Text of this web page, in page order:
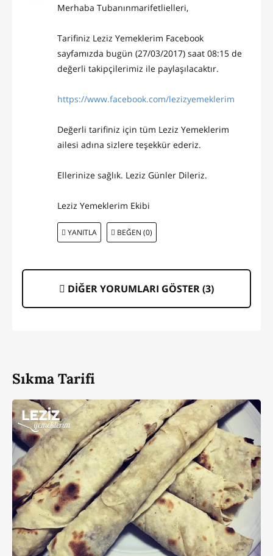
Merhaba Tubanınmarifetlielleri,
Tarifiniz Leziz Yemeklerim Facebook
sayfamızda bugün (27/03/2017) saat 08:15 de
değerli takipçilerimiz ile paylaşılacaktır.
https://www.facebook.com/lezizyemeklerim
Değerli tarifiniz için tüm Leziz Yemeklerim
ailesi adına sizlere teşekkür ederiz.
Ellerinize sağlık. Leziz Günler Dileriz.
Leziz Yemeklerim Ekibi
YANITLA BEĞEN (0)
DİĞER YORUMLARI GÖSTER (3)
Sıkma Tarifi